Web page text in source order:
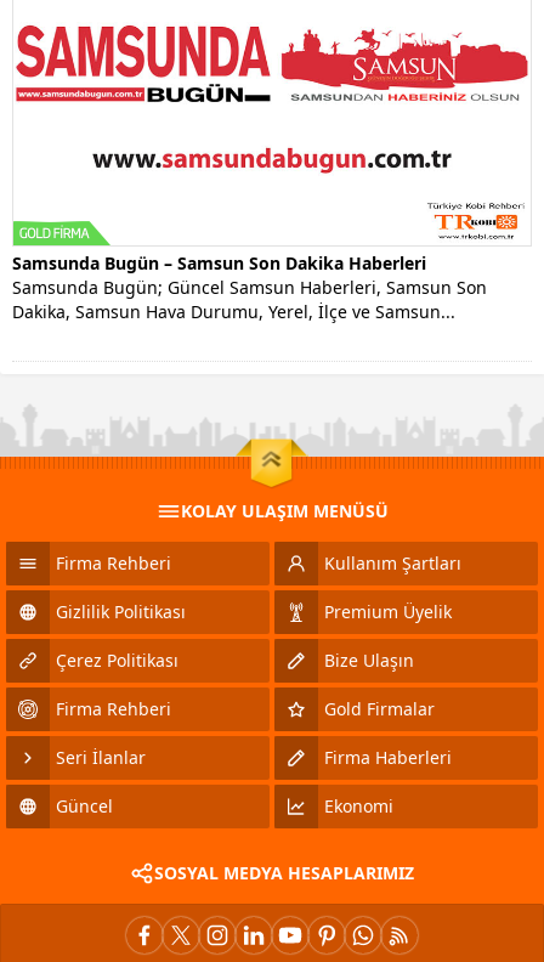
Samsunda Bugün – Samsun Son Dakika Haberleri
Samsunda Bugün; Güncel Samsun Haberleri, Samsun Son
Dakika, Samsun Hava Durumu, Yerel, İlçe ve Samsun...
KOLAY ULAŞIM MENÜSÜ
Firma Rehberi Kullanım Şartları
Gizlilik Politikası Premium Üyelik
Çerez Politikası Bize Ulaşın
Firma Rehberi Gold Firmalar
Seri İlanlar Firma Haberleri
Güncel Ekonomi
SOSYAL MEDYA HESAPLARIMIZ